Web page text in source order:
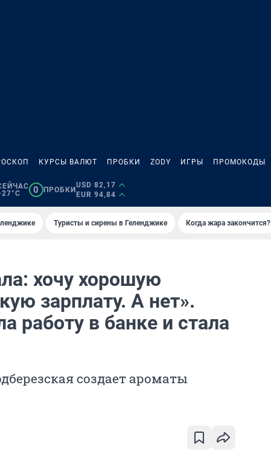
КУРСЫ ВАЛЮТ ПРОБКИ ZODY ИГРЫ ПРОМОКОДЫ
0 ПРОБКИ
USD 82,17
EUR 94,84
Туристы и сирены в Геленджике Когда жара закончится?
хочу хорошую
зарплату. А нет».
работу в банке и стала
создает ароматы